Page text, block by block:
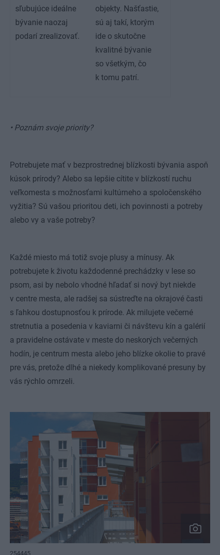
sľubujúce ideálne
bývanie naozaj
podarí zrealizovať.
objekty. Našťastie,
sú aj takí, ktorým
ide o skutočne
kvalitné bývanie
so všetkým, čo
k tomu patrí.
• Poznám svoje priority?
Potrebujete mať v bezprostrednej blízkosti bývania aspoň
kúsok prírody? Alebo sa lepšie cítite v blízkostí ruchu
veľkomesta s možnosťami kultúrneho a spoločenského
vyžitia? Sú vašou prioritou deti, ich povinnosti a potreby
alebo vy a vaše potreby?
Každé miesto má totiž svoje plusy a mínusy. Ak
potrebujete k životu každodenné prechádzky v lese so
psom, asi by nebolo vhodné hľadať si nový byt niekde
v centre mesta, ale radšej sa sústreďte na okrajové časti
s ľahkou dostupnosťou k prírode. Ak milujete večerné
stretnutia a posedenia v kaviarni či návštevu kín a galérií
a pravidelne ostávate v meste do neskorých večerných
hodín, je centrum mesta alebo jeho blízke okolie to pravé
pre vás, pretože dlhé a niekedy komplikované presuny by
vás rýchlo omrzeli.
254445